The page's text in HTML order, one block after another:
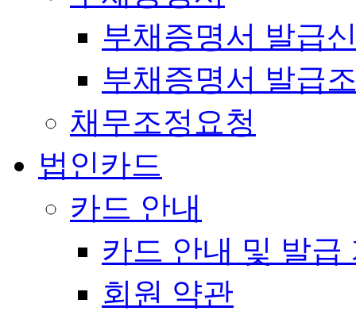
부채증명서 발급
부채증명서 발급
채무조정요청
법인카드
카드 안내
카드 안내 및 발급
회원 약관